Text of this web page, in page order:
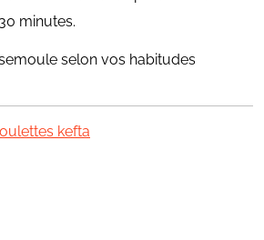
minutes.
selon vos habitudes
kefta